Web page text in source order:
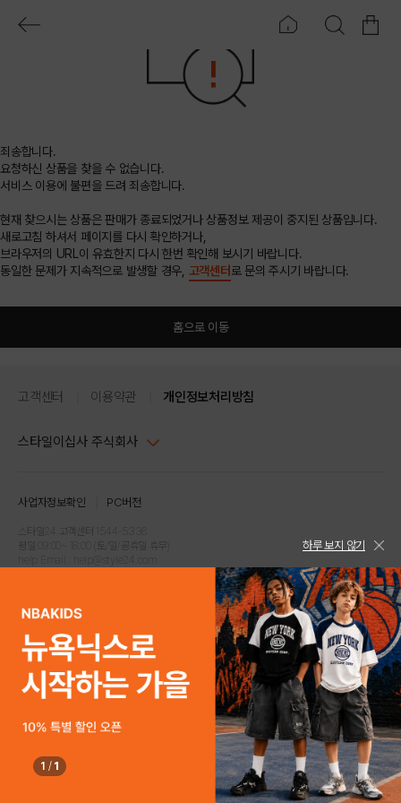
죄송합니다.
요청하신 상품을 찾을 수 없습니다.
서비스 이용에 불편을 드려 죄송합니다.
현재 찾으시는 상품은 판매가 종료되었거나 상품정보 제공이 중지된 상품입니다.
새로고침 하셔서 페이지를 다시 확인하거나,
브라우저의 URL이 유효한지 다시 한번 확인해 보시기 바랍니다.
동일한 문제가 지속적으로 발생할 경우, 고객센터 로 문의 주시기 바랍니다.
홈으로 이동
고객센터 이용약관 개인정보처리방침
스타일이십사 주식회사
주소 : 서울시 강남구 논현로 633, 6층 (논현동, 한세엠케이빌딩)
사업자등록번호 : 116-81-32499
통신판매업신고번호 : 제 2024-서울강남-04239
고객센터 1544-5336(평일 09:00~ 18:00 토/일/공휴일 휴무)
사업자정보확인 PC버전
스타일24 고객센터 1544-5336
평일 09:00~ 18:00 (토/일/공휴일 휴무)
COPYRIGHTⓒ2021 STYLE24 ALL RIGHTS RESERVED.
하루 보지 않기
1 / 1